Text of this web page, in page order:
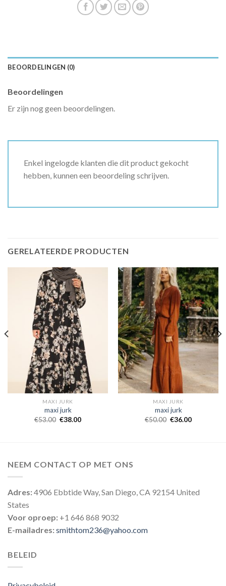
BEOORDELINGEN (0)
Beoordelingen
Er zijn nog geen beoordelingen.
Enkel ingelogde klanten die dit product gekocht
hebben, kunnen een beoordeling schrijven.
GERELATEERDE PRODUCTEN
MAXI JURK
maxi jurk
€53.00 €38.00
MAXI JURK
maxi jurk
€50.00 €36.00
NEEM CONTACT OP MET ONS
Adres:4906 Ebbtide Way, San Diego, CA 92154 United
States
Voor oproep: +1 646 868 9032
E-mailadres:smithtom236@yahoo.com
BELEID